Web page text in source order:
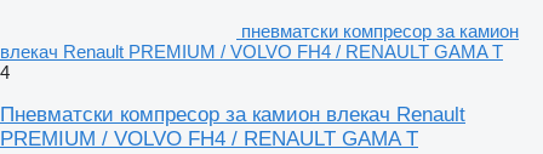
пневматски компресор за камион
влекач Renault PREMIUM / VOLVO FH4 / RENAULT GAMA T
4
Пневматски компресор за камион влекач Renault
PREMIUM / VOLVO FH4 / RENAULT GAMA T